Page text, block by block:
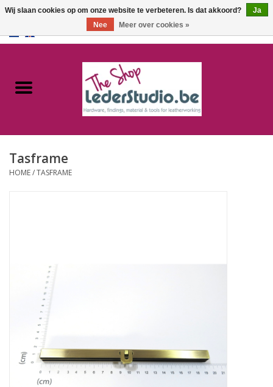
Catalogus
FAQ
Tasframe
HOME/TASFRAME
Wij slaan cookies op om onze website te verbeteren. Is dat akkoord?
Ja
Nee
Meer over cookies »